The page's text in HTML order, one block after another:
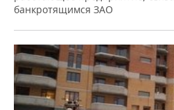
КОРОЛИ ГОСЗАКАЗА ПФО
КОМУ ПРИНАДЛЕЖАТ
ТОРГОВЫЕ ЦЕНТРЫ
ТАТАРСТАНА
ФИНАНСЫ
БЮДЖЕТ
ИНВЕСТИЦИИ
НОВОСТИ
ПРОМЫШЛЕННОСТИ
АГРОПРОМ
МАШИНОСТРОЕНИЕ
НЕДВИЖИМОСТЬ
НОВОСТИ АВТО
БИЗНЕС
НОВОСТИ БИЗНЕСА
ТЕХНОЛОГИИ
банкротящимся ЗАО